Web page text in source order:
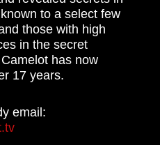
to a select few
those with high
in the secret
has now
17 years.
email: